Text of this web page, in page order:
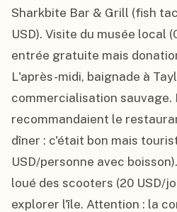
Sharkbite Bar & Grill (fish
USD). Visite du musée local
entrée gratuite mais
L'après-midi, baignade à
commercialisation sauvage.
recommandaient le
dîner : c'était bon mais
USD/personne avec
loué des scooters (20 USD/
explorer l'île. Attention : la